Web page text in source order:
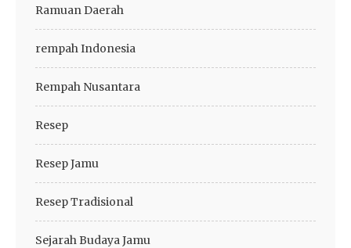
Ramuan Daerah
rempah Indonesia
Rempah Nusantara
Resep
Resep Jamu
Resep Tradisional
Sejarah Budaya Jamu